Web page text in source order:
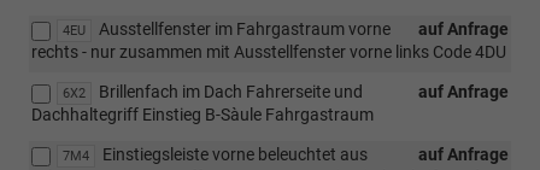
4EU auf Anfrage
Ausstellfenster im Fahrgastraum vorne
rechts - nur zusammen mit Ausstellfenster vorne links Code 4DU
6X2 auf Anfrage
Brillenfach im Dach Fahrerseite und
Dachhaltegriff Einstieg B-Sàule Fahrgastraum
7M4 auf Anfrage
Einstiegsleiste vorne beleuchtet aus